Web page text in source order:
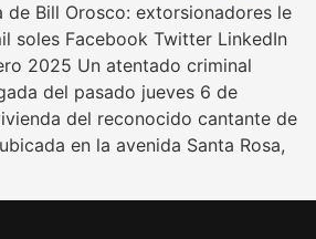
de Bill Orosco: extorsionadores le
soles Facebook Twitter LinkedIn
2025 Un atentado criminal
del pasado jueves 6 de
del reconocido cantante de
en la avenida Santa Rosa,